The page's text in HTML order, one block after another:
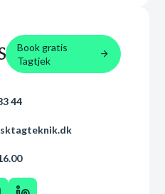
Book gratis
Tagtjek
44